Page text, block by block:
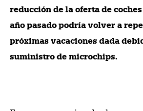
reducción de la oferta de
año pasado podría volver a
próximas vacaciones dada
suministro de microchips.